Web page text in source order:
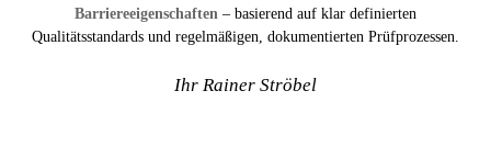
Barriereeigenschaften – basierend auf klar definierten
Qualitätsstandards und regelmäßigen, dokumentierten Prüfprozessen.
Ihr Rainer Ströbel